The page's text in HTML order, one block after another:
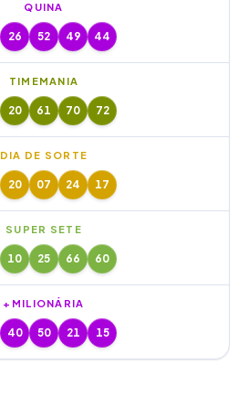
QUINA
26 52 49 44
TIMEMANIA
20 61 70 72
DIA DE SORTE
20 07 24 17
SUPER SETE
10 25 66 60
+MILIONÁRIA
40 50 21 15